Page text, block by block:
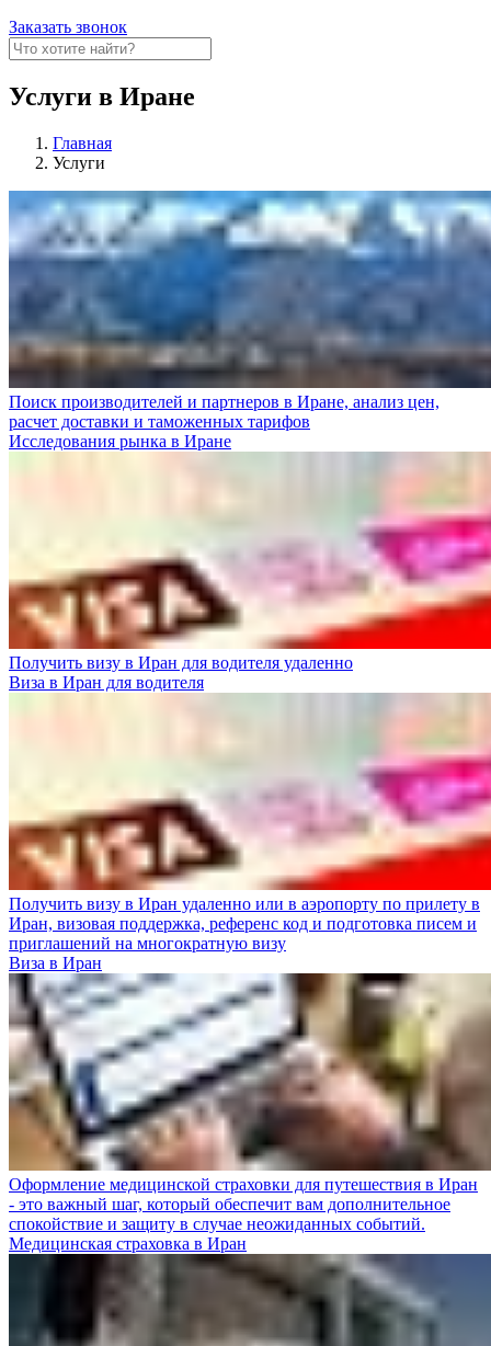
Заказать звонок
Услуги в Иране
Главная
Услуги
Поиск производителей и партнеров в Иране, анализ цен,
расчет доставки и таможенных тарифов
Исследования рынка в Иране
Получить визу в Иран для водителя удаленно
Виза в Иран для водителя
Получить визу в Иран удаленно или в аэропорту по прилету в
Иран, визовая поддержка, референс код и подготовка писем и
приглашений на многократную визу
Виза в Иран
Оформление медицинской страховки для путешествия в Иран
- это важный шаг, который обеспечит вам дополнительное
спокойствие и защиту в случае неожиданных событий.
Медицинская страховка в Иран